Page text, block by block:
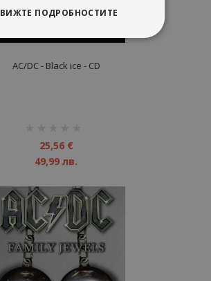
AC/DC - Black ice - CD
25,56 €
49,99 лв.
ВИЖТЕ ПОДРОБНОСТИТЕ